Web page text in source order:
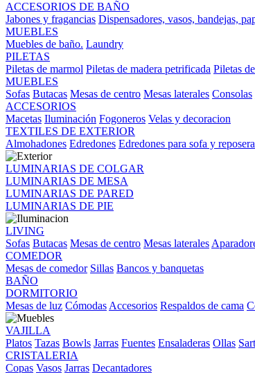
ACCESORIOS DE BAÑO
Jabones y fragancias Dispensadores, vasos, bandejas,
MUEBLES
Muebles de baño. Laundry
PILETAS
Piletas de marmol Piletas de madera petrificada Piletas
MUEBLES
Sofas Butacas Mesas de centro Mesas laterales Consolas
ACCESORIOS
Macetas Iluminación Fogoneros Velas y decoracion
TEXTILES DE EXTERIOR
Almohadones Edredones Edredones para sofa y reposera
LUMINARIAS DE COLGAR
LUMINARIAS DE MESA
LUMINARIAS DE PARED
LUMINARIAS DE PIE
LIVING
Sofas Butacas Mesas de centro Mesas laterales
COMEDOR
Mesas de comedor Sillas Bancos y banquetas
BAÑO
DORMITORIO
Mesas de luz Cómodas Accesorios Respaldos de cama
VAJILLA
Platos Tazas Bowls Jarras Fuentes Ensaladeras Ollas
CRISTALERIA
Copas Vasos Jarras Decantadores